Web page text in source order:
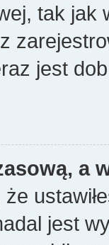
tak jak
jest
a
jest